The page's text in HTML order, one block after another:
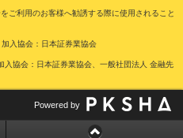
ご利用のお客様へ勧誘する際に使用されること
入協会：日本証券業協会
協会：日本証券業協会、一般社団法人 金融先
Powered by